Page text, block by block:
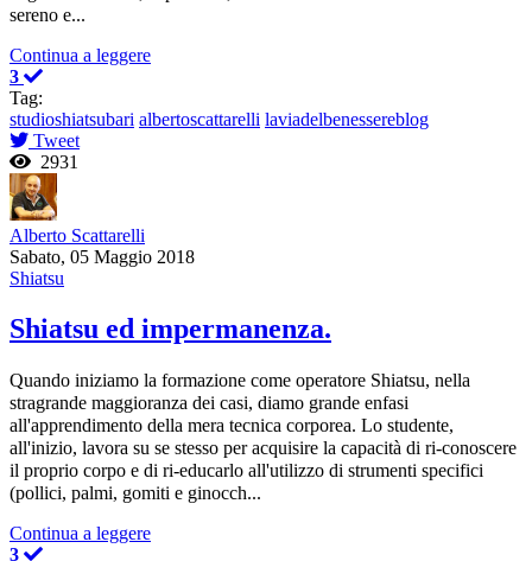
sereno e...
Continua a leggere
3
Tag:
studioshiatsubari albertoscattarelli laviadelbenessereblog
Tweet
2931
Alberto Scattarelli
Sabato, 05 Maggio 2018
Shiatsu
Shiatsu ed impermanenza.
Quando iniziamo la formazione come operatore Shiatsu, nella
stragrande maggioranza dei casi, diamo grande enfasi
all'apprendimento della mera tecnica corporea. Lo studente,
all'inizio, lavora su se stesso per acquisire la capacità di ri-conoscere
il proprio corpo e di ri-educarlo all'utilizzo di strumenti specifici
(pollici, palmi, gomiti e ginocch...
Continua a leggere
3